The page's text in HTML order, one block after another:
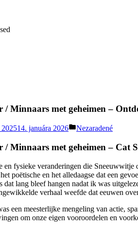
/ Minnaars met geheimen –
202514. januára 2026
Posted
Nezaradené
/ Minnaars met geheimen – Cat
en fysieke veranderingen die
poëtische en het alledaagse dat een
dat lang bleef hangen nadat ik was
verhaal weefde dat eeuwen
een meesterlijke mengeling van actie,
om onze eigen vooroordelen en